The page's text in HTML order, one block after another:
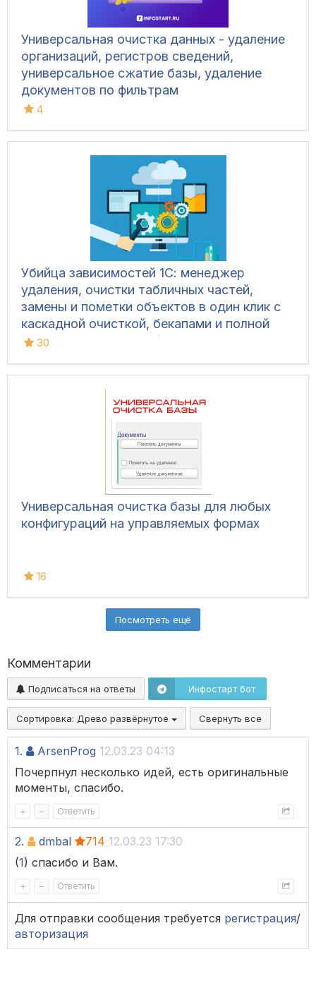
Универсальная очистка данных - удаление
организаций, регистров сведений,
универсальное сжатие базы, удаление
документов по фильтрам
4
Убийца зависимостей 1С: менеджер
удаления, очистки табличных частей,
замены и пометки объектов в один клик с
каскадной очисткой, бекапами и полной
безопасностью базы (Управляемые формы,
30
Универсальная очистка базы для любых
конфигураций на управляемых формах
16
Посмотреть ещё
Комментарии
Подписаться на ответы Инфостарт бот
Сортировка: Древо развёрнутое Свернуть все
1. ArsenProg 12.03.23 04:13
Почерпнул несколько идей, есть оригинальные
моменты, спасибо.
+ – Ответить
2. dmbal 714 12.03.23 17:30
(1) спасибо и Вам.
+ – Ответить
Для отправки сообщения требуется регистрация/
авторизация